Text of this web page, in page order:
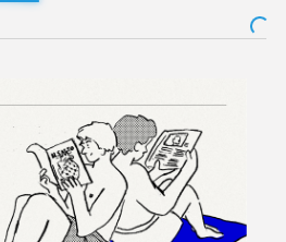
Salto a navegación